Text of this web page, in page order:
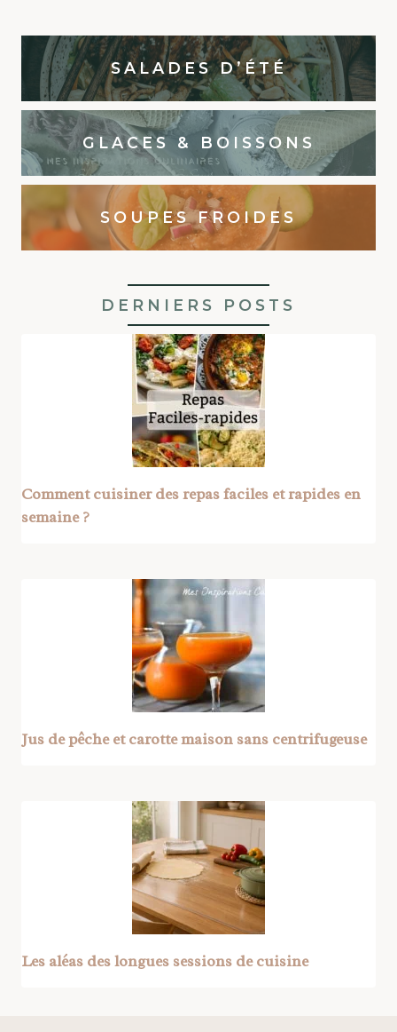
SALADES D’ÉTÉ
GLACES & BOISSONS
SOUPES FROIDES
DERNIERS POSTS
Comment cuisiner des repas faciles et rapides en
semaine ?
Jus de pêche et carotte maison sans centrifugeuse
Les aléas des longues sessions de cuisine